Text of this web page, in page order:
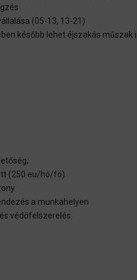
(05-13, 13-21)
később lehet éjszakás műszak
(250 eu/hó/fö)
a munkahelyen
védőfelszerelés.